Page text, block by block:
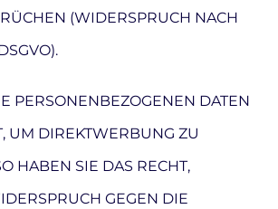
(WIDERSPRUCH NACH
PERSONENBEZOGENEN DATEN
UM DIREKTWERBUNG ZU
HABEN SIE DAS RECHT,
GEGEN DIE